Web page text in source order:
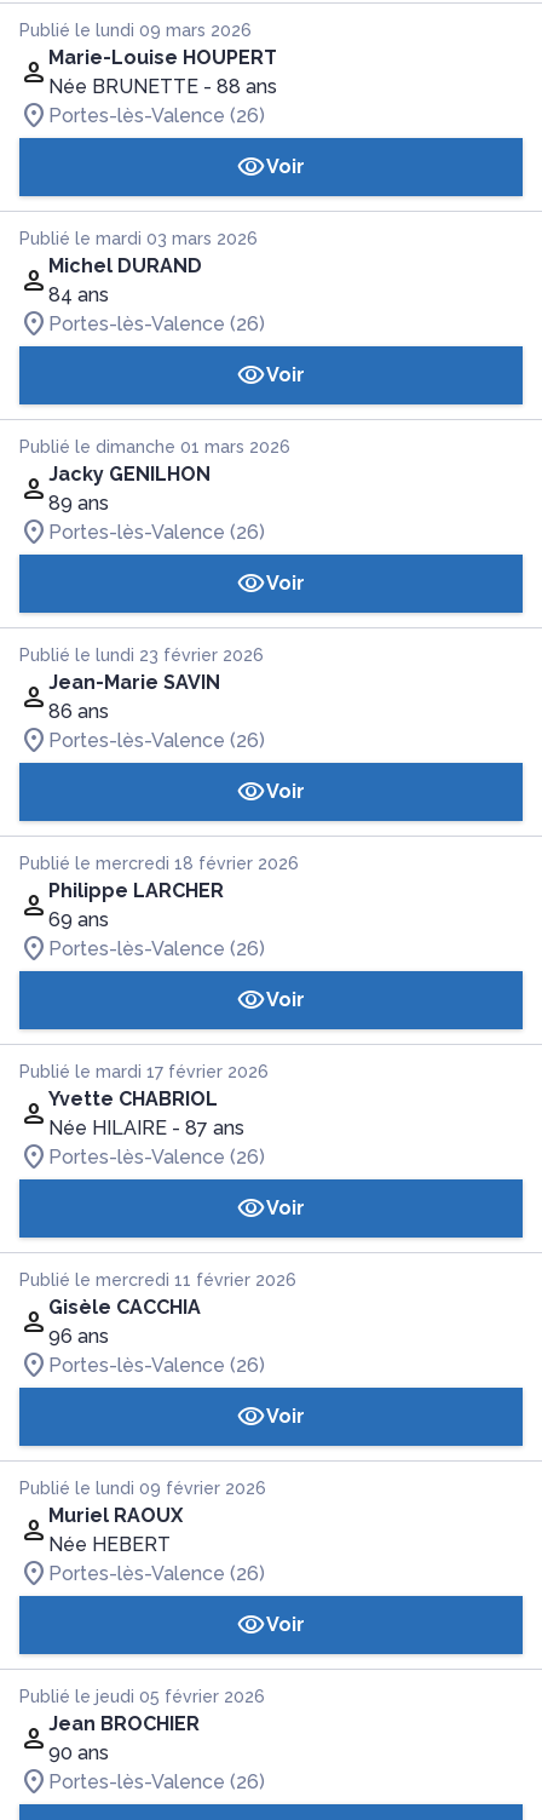
Publié le lundi 09 mars 2026
Marie-Louise HOUPERT
Née BRUNETTE - 88 ans
Portes-lès-Valence (26)
Voir
Publié le mardi 03 mars 2026
Michel DURAND
84 ans
Portes-lès-Valence (26)
Voir
Publié le dimanche 01 mars 2026
Jacky GENILHON
89 ans
Portes-lès-Valence (26)
Voir
Publié le lundi 23 février 2026
Jean-Marie SAVIN
86 ans
Portes-lès-Valence (26)
Voir
Publié le mercredi 18 février 2026
Philippe LARCHER
69 ans
Portes-lès-Valence (26)
Voir
Publié le mardi 17 février 2026
Yvette CHABRIOL
Née HILAIRE - 87 ans
Portes-lès-Valence (26)
Voir
Publié le mercredi 11 février 2026
Gisèle CACCHIA
96 ans
Portes-lès-Valence (26)
Voir
Publié le lundi 09 février 2026
Muriel RAOUX
Née HEBERT
Portes-lès-Valence (26)
Voir
Publié le jeudi 05 février 2026
Jean BROCHIER
90 ans
Portes-lès-Valence (26)